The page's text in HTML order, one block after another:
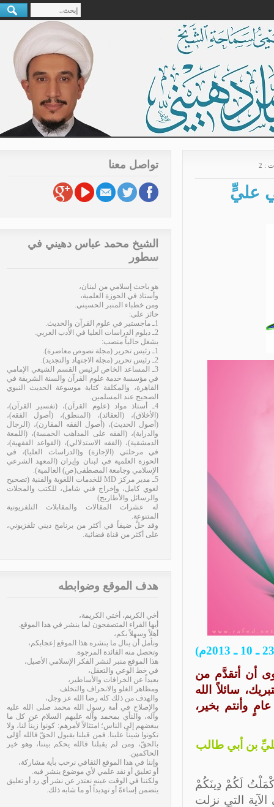
2
عليٍّ
أن أتقدَّم من
سائلاً الله
وأنتم بخير،
بن أبي طالب
لَكُمْ دِينَكُمْ
الإِسْلاَمَ دِيناً﴾ (المائدة: 3)، وهي الآية التي نزلت
تواصل معنا
الشيخ محمد عباس دهيني في
سطور
هو باحث إسلامي من لبنان،
وأستاذ في الحوزة العلمية،
ومن خطباء المنبر الحسيني.
حائز على:
يشغل حالياً منصب:
3ـ المساعد الخاص لرئيس القسم الشيعي الإمامي
في مؤسسة خدمة علوم القرآن والسنة الشريفة في
القاهرة، والمكلفة كتابة موسوعة الحديث النبوي
الصحيح عند المسلمين.
4ـ أستاذ مواد (علوم القرآن)، (تفسير القرآن)،
(الأخلاق)، (العقائد)، (المنطق)، (أصول الفقه)،
(أصول الحديث)، (أصول الفقه المقارن)، (الرجال
والدراية)، (الفقه على المذاهب الخمسة)، (اللمعة
الدمشقية)، (الفقه الاستدلالي)، (القواعد الفقهية)،
في مرحلتي (الإجازة) و(الدراسات العليا)، في
الحوزة العلمية في لبنان وإيران (المعهد الشرعي
الإسلامي وجامعة المصطفى(ص) العالمية).
5ـ مدير مركز MD للخدمات اللغوية والفنية (تصحيح
لغوي كامل، وإخراج فني شامل، للكتب والمجلات
والرسائل والأطاريح)
له عشرات المقالات والمقابلات التلفزيونية
المتنوعة.
وقد حلَّ ضيفاً في أكثر من برنامج ديني تلفزيوني،
على أكثر من قناة فضائية.
هدف الموقع وضوابطه
أخي الكريم، أختي الكريمة،
أيها القراء المتصفحون لما ينشر في هذا الموقع.
أهلاً وسهلاً بكم،
ونأمل أن ينال ما ينشره هذا الموقع إعجابكم،
وتحصل منه الفائدة المرجوة.
هذا الموقع منبر لنشر الفكر الإسلامي الأصيل،
في خط الوعي والتعقل،
بعيداً عن الخرافات والأساطير،
ومظاهر الغلو والانحراف والتخلف.
والهدف من ذلك كله رضا الله عز وجل،
والإصلاح في أمة رسول الله محمد صلى الله عليه
وآله، والنأي بمحمد وآله عليهم السلام عن كل ما
يبغضهم إلى الناس؛ امتثالاً لأمرهم: كونوا زيناً لنا، ولا
تكونوا شيناً علينا. فمن قبلنا بقبول الحقّ فالله أوْلى
بالحقّ، ومن لم يقبلنا فالله يحكم بيننا، وهو خير
الحاكمين.
وإننا في هذا الموقع الثقافي نرحب بأية مشاركة،
أو تعليق أو نقد علمي لأي موضوع ينشر فيه.
ولكننا في الوقت عينه نعتذر عن نشر أي رد أو تعليق
يتضمن إساءةً أو تهديداً أو ما شابه ذلك.